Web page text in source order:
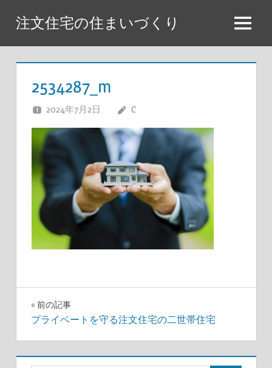
テ
注文住宅の住まいづくり
メ
ニ
ュ
2534287_m
2024年7月2日 C
投
ナ
前の記事
プライベートを守る注文住宅の二世帯住宅